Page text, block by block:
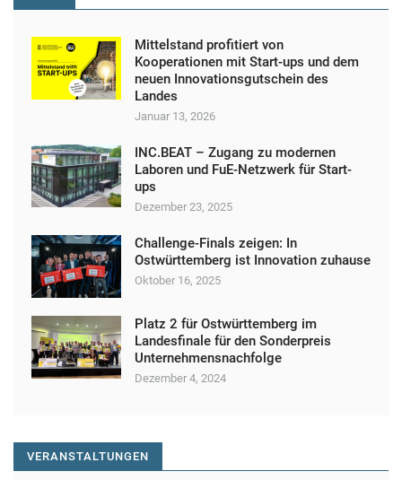
t
i
Mittelstand profitiert von
Kooperationen mit Start-ups und dem
neuen Innovationsgutschein des
Landes
Januar 13, 2026
INC.BEAT – Zugang zu modernen
Laboren und FuE-Netzwerk für Start-
ups
Dezember 23, 2025
Challenge-Finals zeigen: In
Ostwürttemberg ist Innovation zuhause
Oktober 16, 2025
Platz 2 für Ostwürttemberg im
Landesfinale für den Sonderpreis
Unternehmensnachfolge
Dezember 4, 2024
VERANSTALTUNGEN